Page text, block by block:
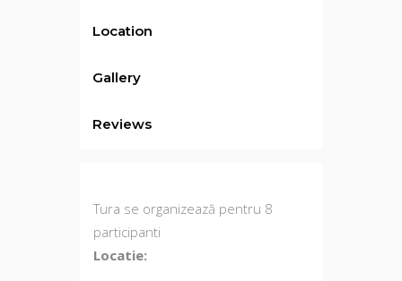
Location
Gallery
Reviews
Tura se organizează pentru 8
participanti
Locatie: